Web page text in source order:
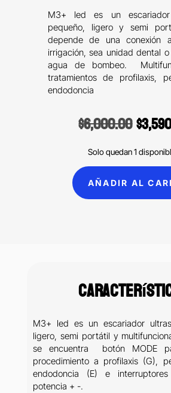
M3+ led es un escariador
pequeño, ligero y semi
depende de una conexión
irrigación, sea unidad dental
agua de bombeo.
tratamientos de profilaxis,
endodoncia
$6,000.00
price
was:
$
Solo quedan 1
M3+
cantidad
AÑADIR AL
M3+ led es un escariador
ligero, semi portátil y
se encuentra botón MODE
procedimiento a profilaxis (G),
endodoncia (E) e
potencia + -.